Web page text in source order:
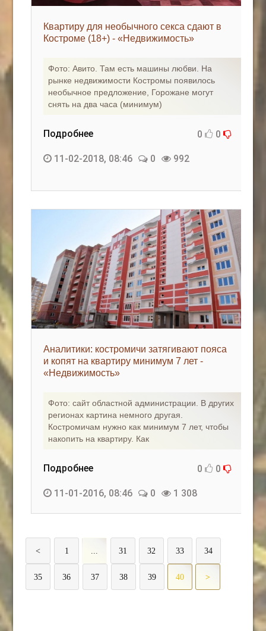
Квартиру для необычного секса сдают в
Костроме (18+) - «Недвижимость»
Фото: Авито. Там есть машины любви. На
рынке недвижимости Костромы появилось
необычное предложение, Горожане могут
снять на два часа (минимум)
Подробнее 0 0
11-02-2018, 08:46 0 992
Аналитики: костромичи затягивают пояса
и копят на квартиру минимум 7 лет -
«Недвижимость»
Фото: сайт областной администрации. В других
регионах картина немного другая.
Костромичам нужно как минимум 7 лет, чтобы
накопить на квартиру. Как
Подробнее 0 0
11-01-2016, 08:46 0 1 308
< 1 ... 31 32 33 34
35 36 37 38 39 40 >